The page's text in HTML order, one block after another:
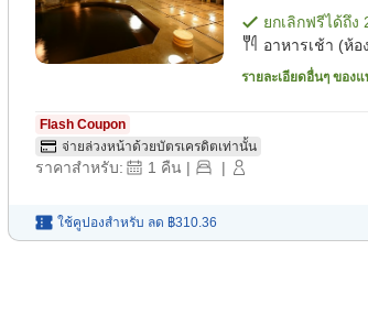
ยกเลิกฟรีได้ถึง
อาหารเช้า (ห้อ
รายละเอียดอื่นๆ ของ
Flash Coupon
จ่ายล่วงหน้าด้วยบัตรเครดิตเท่านั้น
ราคาสำหรับ: 1 คืน | |
ใช้คูปองสำหรับ ลด ฿310.36